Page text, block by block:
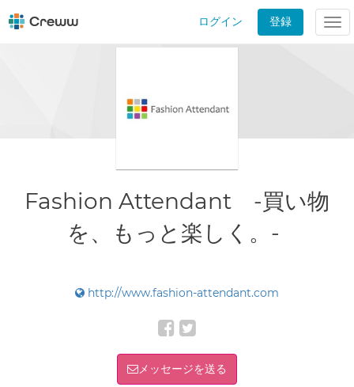
ログイン 登録
Fashion Attendant -買い物
を、もっと楽しく。-
http://www.fashion-attendant.com
メッセージを送る